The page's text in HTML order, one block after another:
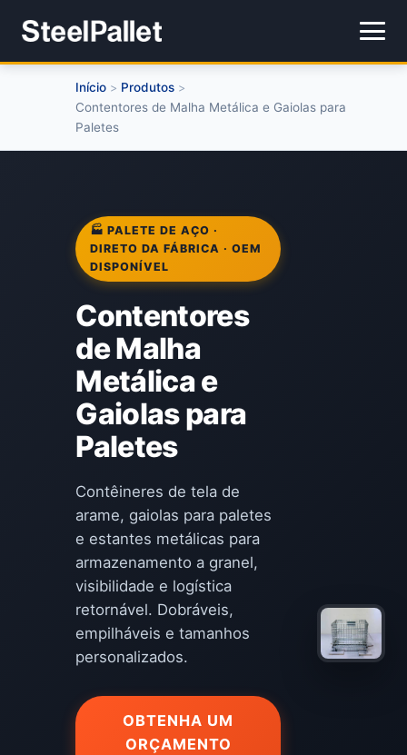
Início > Produtos >
Contentores de Malha Metálica e Gaiolas para
Paletes
🏭 PALETE DE AÇO ·
DIRETO DA FÁBRICA · OEM
DISPONÍVEL
Contentores
de Malha
Metálica e
Gaiolas para
Paletes
Contêineres de tela de
arame, gaiolas para paletes
e estantes metálicas para
armazenamento a granel,
visibilidade e logística
retornável. Dobráveis,
empilháveis e tamanhos
personalizados.
OBTENHA UM
ORÇAMENTO